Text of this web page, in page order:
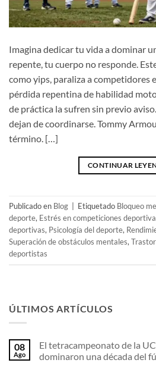
Imagina dedicar tu vida a dominar
repente, tu cuerpo no responde.
como yips, paraliza a competidores
pérdida repentina de habilidad
de práctica la sufren sin previo
dejan de coordinarse. Tommy
término. […]
CONTINUAR
Publicado en Blog Etiquetado Bloqueo
deporte, Estrés en competiciones
deportivas, Psicología del deporte,
Superación de obstáculos mentales,
deportistas
ÚLTIMOS ARTÍCULOS
08
Ago
El tetracampeonato de la
dominaron una década del